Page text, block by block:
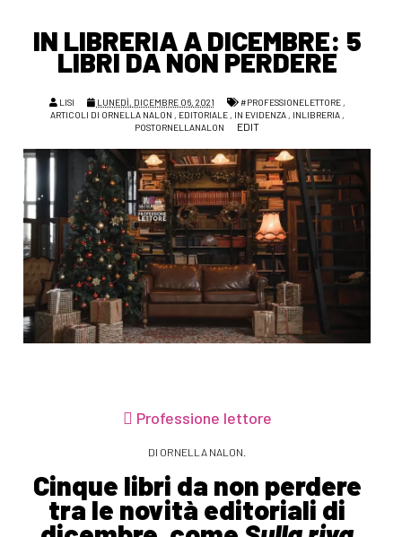
IN LIBRERIA A DICEMBRE: 5
LIBRI DA NON PERDERE
LISI LUNEDÌ, DICEMBRE 06, 2021 #PROFESSIONELETTORE,
ARTICOLI DI ORNELLA NALON , EDITORIALE, IN EVIDENZA, INLIBRERIA,
POSTORNELLANALON
EDIT
Professione lettore
DI ORNELLA NALON.
Cinque libri da non perdere
tra le novità editoriali di